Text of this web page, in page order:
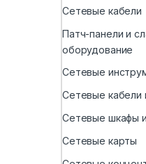
Сетевые кабели
Патч-панели и
оборудование
Сетевые
Сетевые кабели
Сетевые шкафы
Сетевые карты